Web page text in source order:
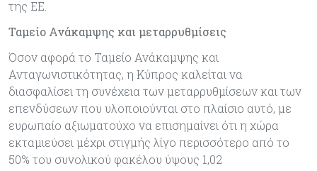
της ΕΕ.
Ταμείο Ανάκαμψης και μεταρρυθμίσεις
Όσον αφορά το Ταμείο Ανάκαμψης και
Ανταγωνιστικότητας, η Κύπρος καλείται να
διασφαλίσει τη συνέχεια των μεταρρυθμίσεων και των
επενδύσεων που υλοποιούνται στο πλαίσιο αυτό, με
ευρωπαίο αξιωματούχο να επισημαίνει ότι η χώρα
εκταμιεύσει μέχρι στιγμής λίγο περισσότερο από το
50% του συνολικού φακέλου ύψους 1,02